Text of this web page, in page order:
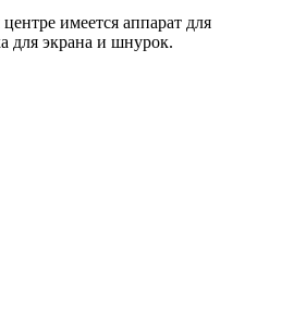
имеется аппарат для
для экрана и шнурок.